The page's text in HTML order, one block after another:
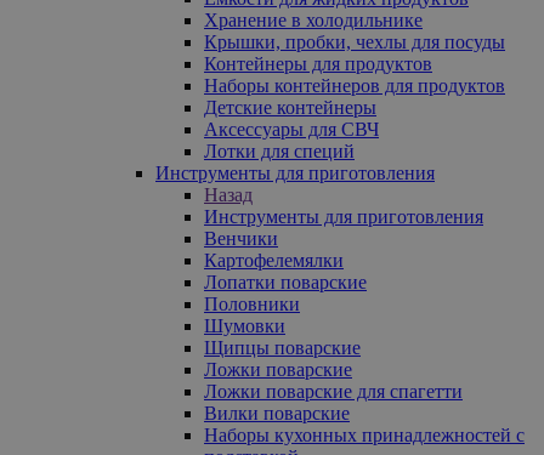
Хранение в холодильнике
Крышки, пробки, чехлы для посуды
Контейнеры для продуктов
Наборы контейнеров для продуктов
Детские контейнеры
Аксессуары для СВЧ
Лотки для специй
Инструменты для приготовления
Назад
Инструменты для приготовления
Венчики
Картофелемялки
Лопатки поварские
Половники
Шумовки
Щипцы поварские
Ложки поварские
Ложки поварские для спагетти
Вилки поварские
Наборы кухонных принадлежностей с